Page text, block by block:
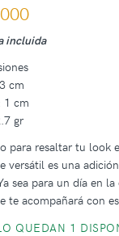
incluida
cm
1 cm
gr
para resaltar tu look
versátil es una
sea para un día en
te acompañará con
QUEDAN 1